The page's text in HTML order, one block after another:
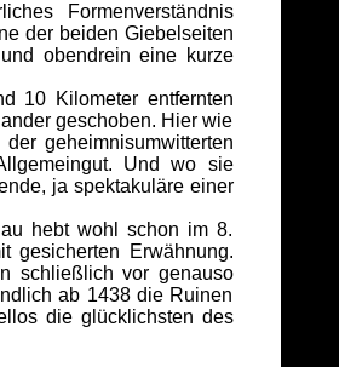
Formenverständnis
der beiden Giebelseiten
obendrein eine kurze
10 Kilometer entfernten
geschoben. Hier wie
geheimnisumwitterten
Und wo sie
ja spektakuläre einer
hebt wohl schon im 8.
gesicherten Erwähnung.
schließlich vor genauso
ab 1438 die Ruinen
die glücklichsten des